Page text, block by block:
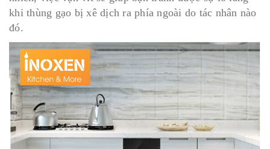
khi thùng gạo bị xê dịch ra phía ngoài do tác nhân nào
đó.